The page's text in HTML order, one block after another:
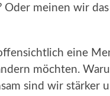
Oder meinen wir
eine
möchten.
sind wir stärker